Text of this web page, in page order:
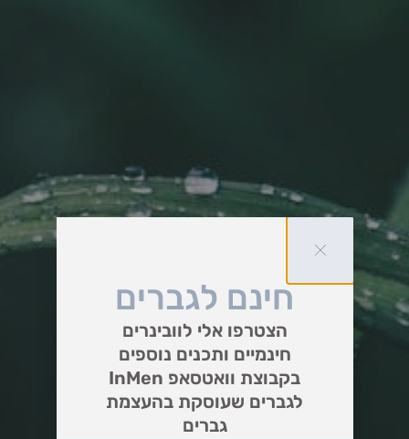
חינם לגברים
הצטרפו אלי לוובינרים
חינמיים ותכנים נוספים
בקבוצת וואטסאפ InMen
לגברים שעוסקת בהעצמת
גברים